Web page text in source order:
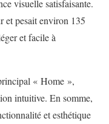
visuelle satisfaisante.
et pesait environ 135
et facile à
« Home »,
intuitive. En somme,
et esthétique